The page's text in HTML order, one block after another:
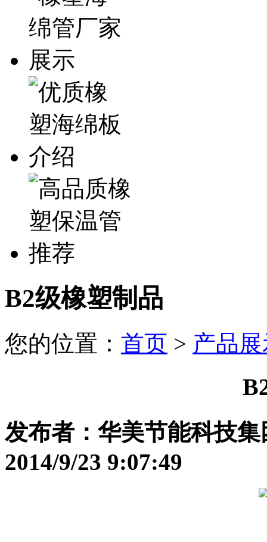
B2级橡塑制品
您的位置： 首页 > 产品
发布者：华美节能科技
2014/9/23 9:07:49